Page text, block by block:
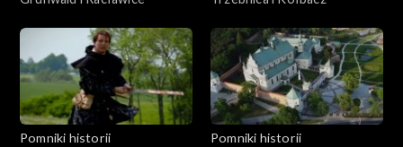
Pomniki historii
Pomniki historii